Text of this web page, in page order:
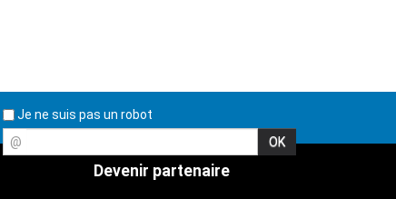
Je ne suis pas un robot
@
Devenir partenaire